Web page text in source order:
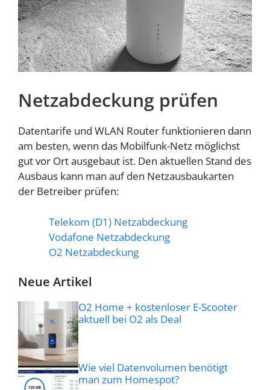
Netzabdeckung prüfen
Datentarife und WLAN Router funktionieren dann
am besten, wenn das Mobilfunk-Netz möglichst
gut vor Ort ausgebaut ist. Den aktuellen Stand des
Ausbaus kann man auf den Netzausbaukarten
der Betreiber prüfen:
Telekom (D1) Netzabdeckung
Vodafone Netzabdeckung
O2 Netzabdeckung
Neue Artikel
O2 Home + kostenloser E-Scooter
aktuell bei O2 als Deal
Wie viel Datenvolumen benötigt
man zum Homespot?